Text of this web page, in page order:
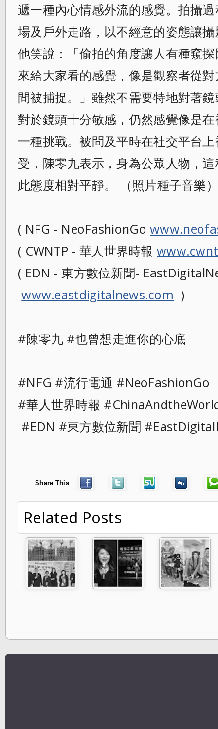
遞一種內心情感外流的感覺。拍攝
場及戶外走路 ，以不經意的姿態讓
他笑說：「偷拍的角度讓人有種窺
來給大家看的感覺 ，像是觀察者從
間被捕捉。」雖然不需要特地對著
對於鏡頭十分敏感，仍然感覺像是
一種挑戰。被問及平時在社交平台
受，陳零九表示，身為公眾人物，
此態度相對平靜。 （照片種子音樂）
( NFG - NeoFashionGo
( CWNTP - 華人世界時報
( EDN - 東方數位新聞-
www.eastdigitalnews.com )
#陳零九 #也曾想走進你的心底
#NFG #流行電通 #NeoFashionGo
#華人世界時報
#EDN #東方數位新聞
Share This
Related Posts